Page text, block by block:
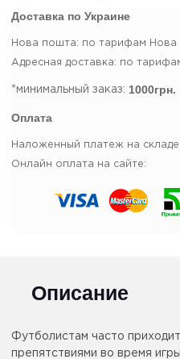
Доставка по Украине
Нова пошта: по тарифам Нова
Адресная доставка: по
*минимальный заказ: 1000грн.
Оплата
Наложенный платеж на
Онлайн оплата на сайте:
Описание
Футболистам часто
препятствиями во время